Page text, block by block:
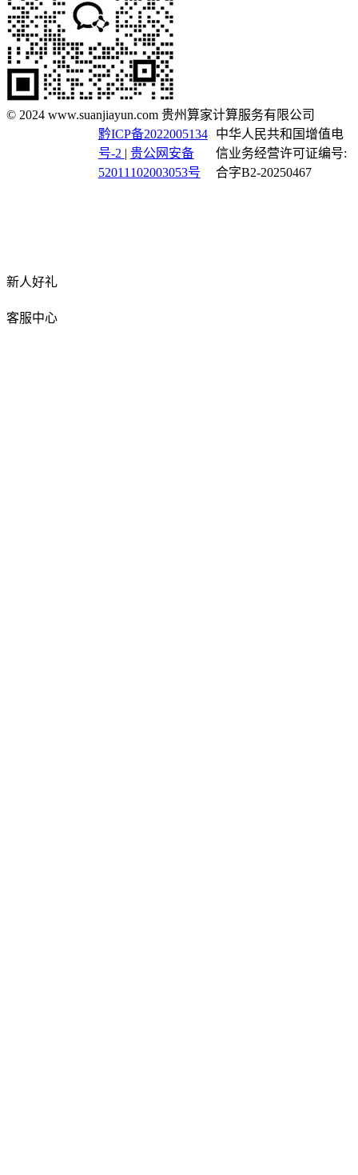
© 2024 www.suanjiayun.com 贵州算家计算服务有限公司
黔ICP备2022005134
号-2 | 贵公网安备
52011102003053号
中华人民共和国增值电
信业务经营许可证编号:
合字B2-20250467
新人好礼
客服中心